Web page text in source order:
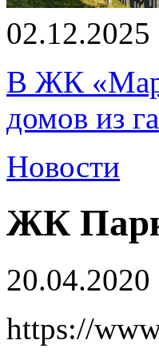
02.12.2025
В ЖК
домов из
Новости
ЖК
20.04.2020
https://